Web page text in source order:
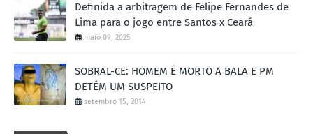
Definida a arbitragem de Felipe Fernandes de
Lima para o jogo entre Santos x Ceará
maio 09, 2025
SOBRAL-CE: HOMEM É MORTO A BALA E PM
DETÉM UM SUSPEITO
setembro 15, 2014